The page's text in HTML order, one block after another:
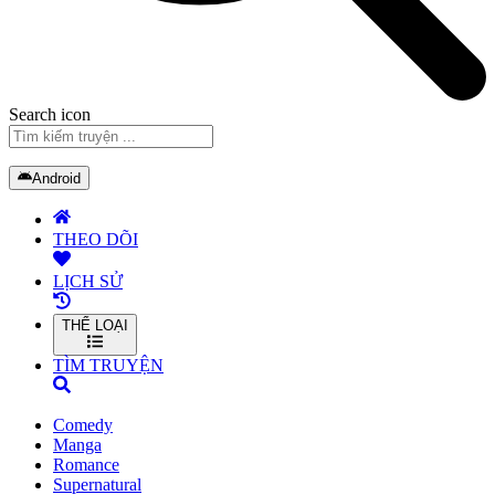
Search icon
Android
THEO DÕI
LỊCH SỬ
THỂ LOẠI
TÌM TRUYỆN
Comedy
Manga
Romance
Supernatural